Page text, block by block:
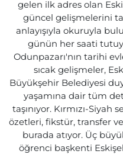
gelen ilk adres olan
güncel gelişmelerini
anlayışıyla okuruyla
günün her saati
Odunpazarı'nın tarihi
sıcak gelişmeler,
Büyükşehir Belediyesi
yaşamına dair tüm
taşınıyor. Kırmızı-
özetleri, fikstür, transfer
burada atıyor. Üç
öğrenci başkenti